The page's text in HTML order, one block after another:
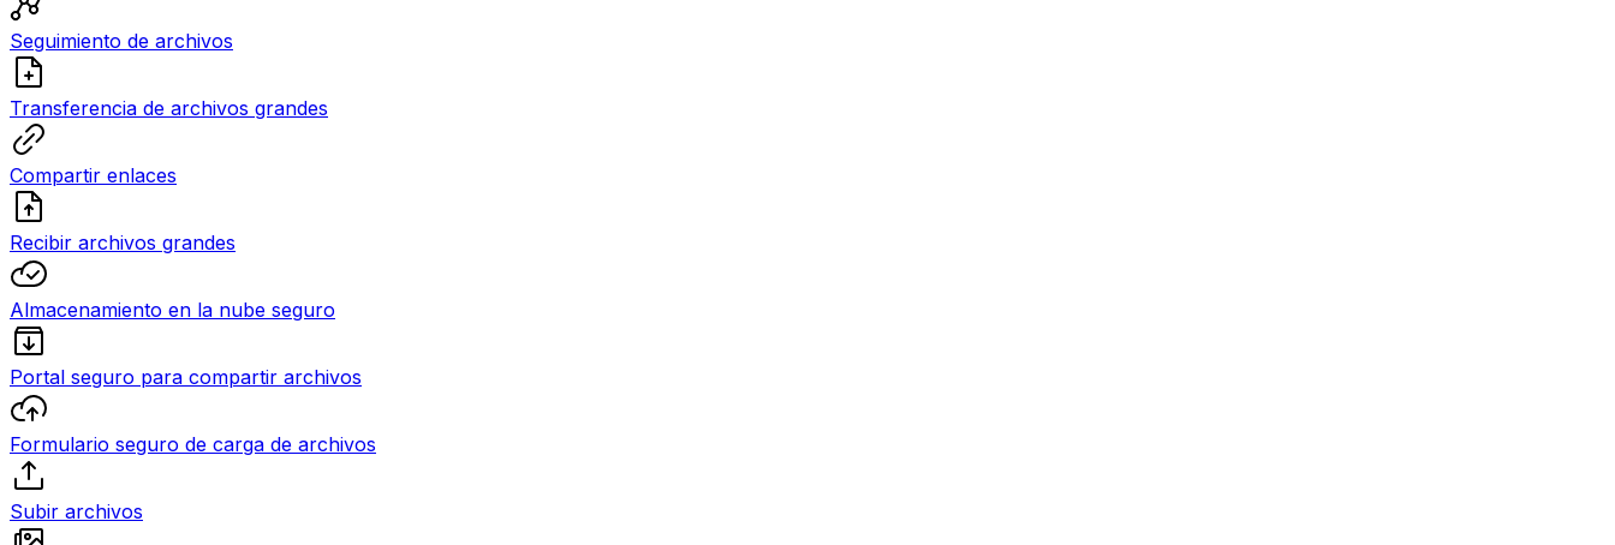
Seguimiento de archivos
Transferencia de archivos grandes
Compartir enlaces
Recibir archivos grandes
Almacenamiento en la nube seguro
Portal seguro para compartir archivos
Formulario seguro de carga de archivos
Subir archivos